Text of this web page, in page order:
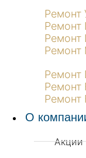
Ремонт
Ремонт
Ремонт
Ремонт
Ремонт
Ремонт
Ремонт
О
Акции